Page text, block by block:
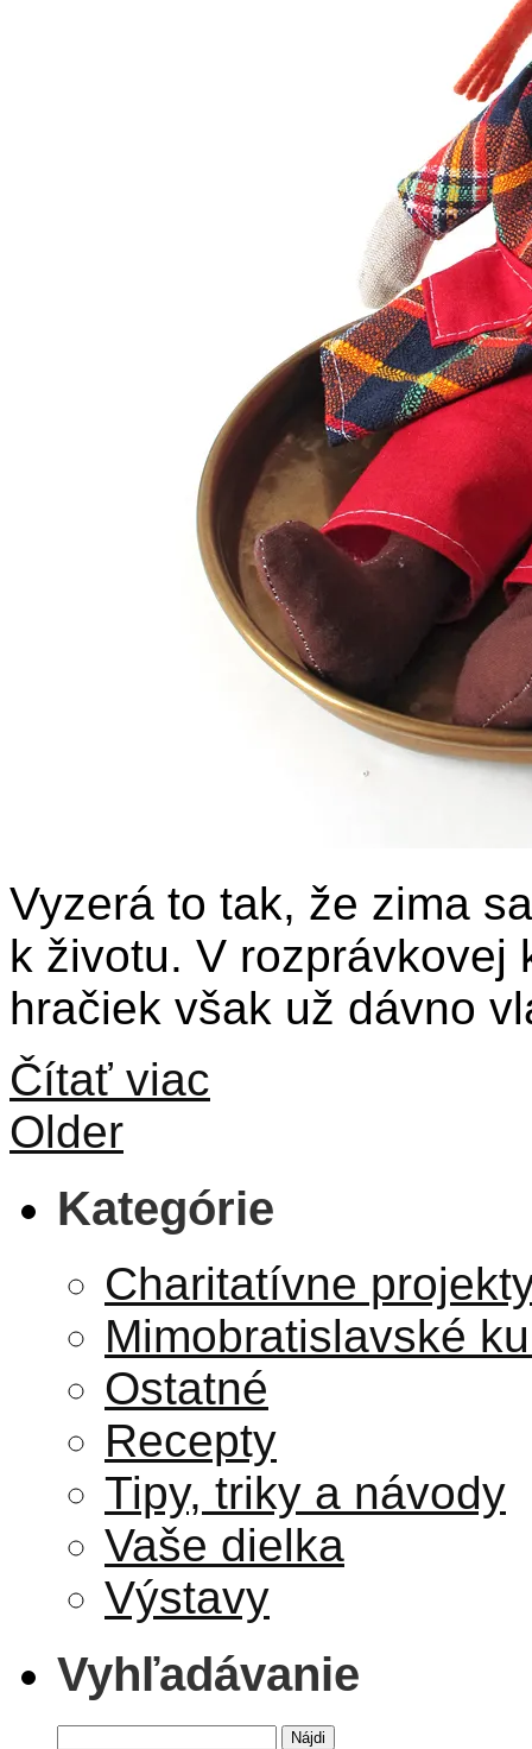
Vyzerá to tak, že zima
k životu. V rozprávkovej
hračiek však už dávno
Čítať viac
Older
Kategórie
Charitatívne
Mimobratislavské
Ostatné
Recepty
Tipy, triky a návody
Vaše dielka
Výstavy
Vyhľadávanie